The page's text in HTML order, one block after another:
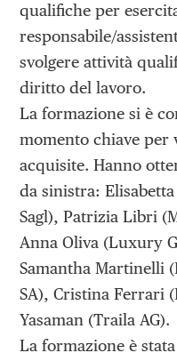
qualifiche per
responsabile/
svolgere attività
diritto del lavoro.
La formazione si è
momento chiave per
acquisite. Hanno
da sinistra:
Sagl), Patrizia Libri
Anna Oliva (Luxury
Samantha Martinelli
SA), Cristina Ferrari
Yasaman (Traila AG).
La formazione è